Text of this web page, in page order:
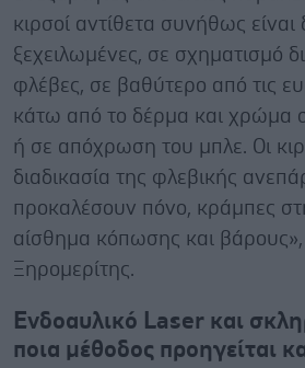
κιρσοί αντίθετα συνήθως είναι
ξεχειλωμένες, σε σχηματισμό
φλέβες, σε βαθύτερο από τις
κάτω από το δέρμα και χρώμα
ή σε απόχρωση του μπλε. Οι
διαδικασία της φλεβικής
προκαλέσουν πόνο, κράμπες
αίσθημα κόπωσης και βάρους»,
Ξηρομερίτης.
Ενδοαυλικό Laser και
ποια μέθοδος προηγείται